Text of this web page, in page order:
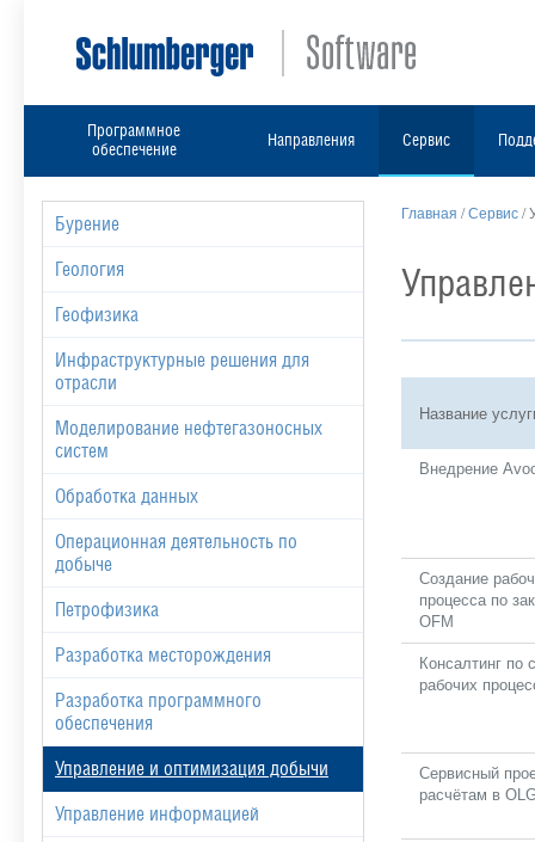
Программное
обеспечение
Направления Сервис
Бурение
Геология
Геофизика
Инфраструктурные решения для
отрасли
Моделирование нефтегазоносных
систем
Обработка данных
Операционная деятельность по
добыче
Петрофизика
Разработка месторождения
Разработка программного
обеспечения
Управление и оптимизация добычи
Управление информацией
Главная /Сервис/
Название
Внедрение
Создание
процесса по
OFM
Консалтинг по
рабочих
Сервисный
расчётам в